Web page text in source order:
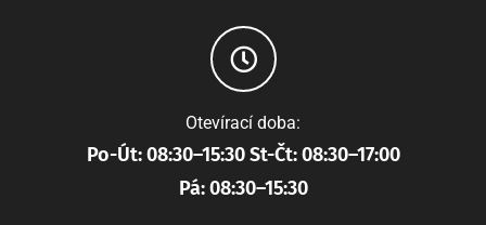
Otevírací doba:
Po-Út: 08:30–15:30 St-Čt: 08:30–17:00
Pá: 08:30–15:30